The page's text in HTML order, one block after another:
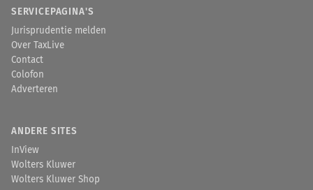
SERVICEPAGINA'S
Jurisprudentie melden
Over TaxLive
Contact
Colofon
Adverteren
ANDERE SITES
InView
Wolters Kluwer
Wolters Kluwer Shop